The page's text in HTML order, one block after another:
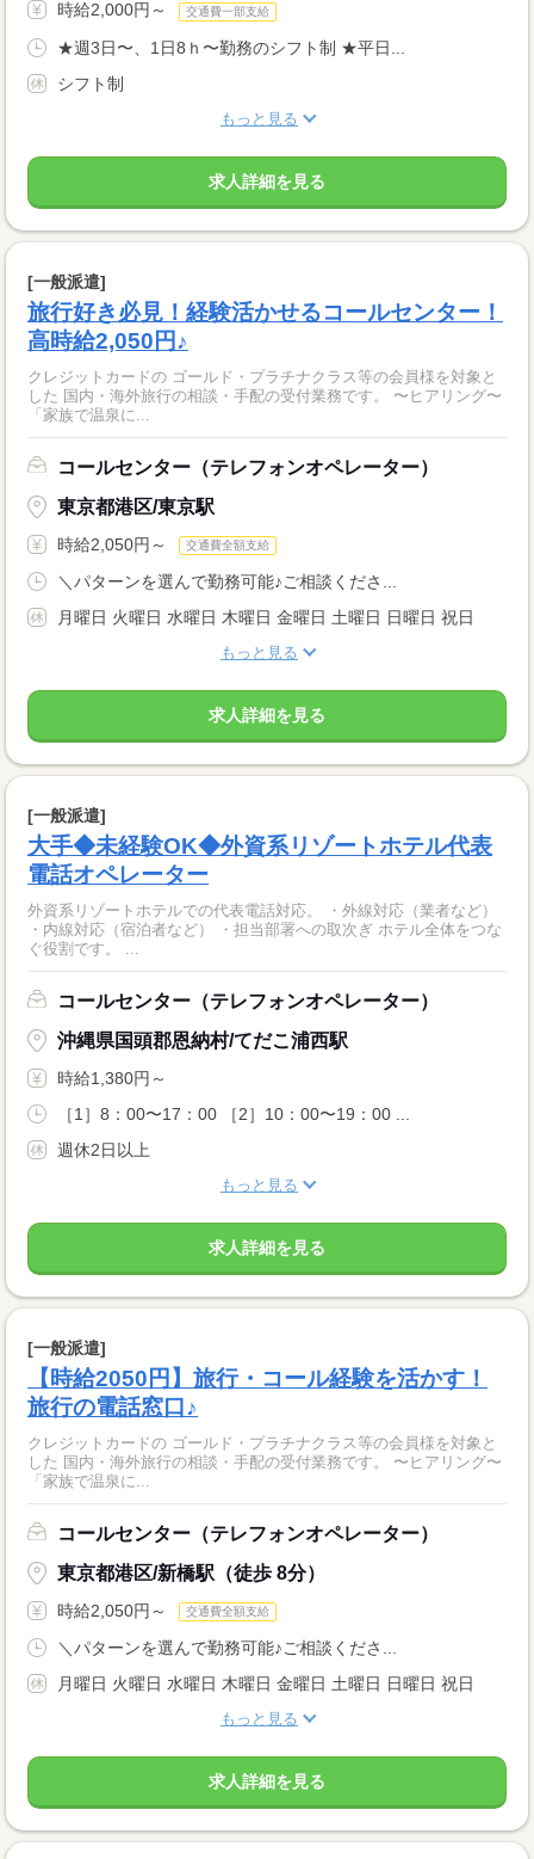
時給2,000円～ 交通費一部支給
★週3日〜、1日8ｈ〜勤務のシフト制 ★平日...
シフト制
もっと見る
求人詳細を見る
[一般派遣]
旅行好き必見！経験活かせるコールセンター！
高時給2,050円♪
クレジットカードの ゴールド・プラチナクラス等の会員様を対象と
した 国内・海外旅行の相談・手配の受付業務です。 〜ヒアリング〜
「家族で温泉に...
コールセンター（テレフォンオペレーター）
東京都港区/東京駅
時給2,050円～ 交通費全額支給
＼パターンを選んで勤務可能♪ご相談くださ...
月曜日 火曜日 水曜日 木曜日 金曜日 土曜日 日曜日 祝日
もっと見る
求人詳細を見る
[一般派遣]
大手◆未経験OK◆外資系リゾートホテル代表
電話オペレーター
外資系リゾートホテルでの代表電話対応。 ・外線対応（業者など）
・内線対応（宿泊者など） ・担当部署への取次ぎ ホテル全体をつな
ぐ役割です。 ...
コールセンター（テレフォンオペレーター）
沖縄県国頭郡恩納村/てだこ浦西駅
時給1,380円～
［1］8：00〜17：00 ［2］10：00〜19：00 ...
週休2日以上
もっと見る
求人詳細を見る
[一般派遣]
【時給2050円】旅行・コール経験を活かす！
旅行の電話窓口♪
クレジットカードの ゴールド・プラチナクラス等の会員様を対象と
した 国内・海外旅行の相談・手配の受付業務です。 〜ヒアリング〜
「家族で温泉に...
コールセンター（テレフォンオペレーター）
東京都港区/新橋駅（徒歩 8分）
時給2,050円～ 交通費全額支給
＼パターンを選んで勤務可能♪ご相談くださ...
月曜日 火曜日 水曜日 木曜日 金曜日 土曜日 日曜日 祝日
もっと見る
求人詳細を見る